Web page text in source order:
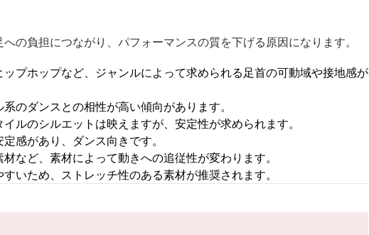
の負担につながり、パフォーマンスの質を下げる原因になります。
ップホップなど、ジャンルによって求められる足首の可動域や接地感が
のダンスとの相性が高い傾向があります。
ルのシルエットは映えますが、安定性が求められます。
感があり、ダンス向きです。
など、素材によって動きへの追従性が変わります。
いため、ストレッチ性のある素材が推奨されます。